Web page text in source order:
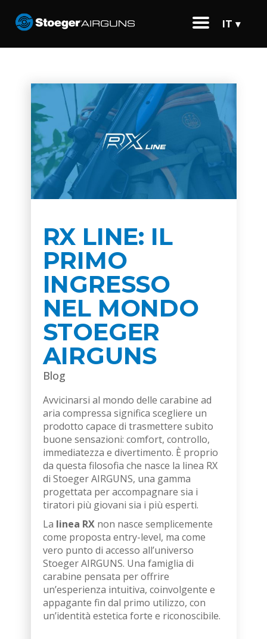
IT ▾
RX LINE: IL
PRIMO
INGRESSO
NEL MONDO
STOEGER
AIRGUNS
Blog
Avvicinarsi al mondo delle carabine ad
aria compressa significa scegliere un
prodotto capace di trasmettere subito
buone sensazioni: comfort, controllo,
immediatezza e divertimento. È proprio
da questa filosofia che nasce la linea RX
di Stoeger AIRGUNS, una gamma
progettata per accompagnare sia i
tiratori più giovani sia i più esperti.
La linea RXnon nasce semplicemente
come proposta entry-level, ma come
vero punto di accesso all’universo
Stoeger AIRGUNS. Una famiglia di
carabine pensata per offrire
un’esperienza intuitiva, coinvolgente e
appagante fin dal primo utilizzo, con
un’identità estetica forte e riconoscibile.